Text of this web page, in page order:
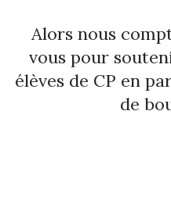
Alors nous
vous pour
élèves de CP en
de